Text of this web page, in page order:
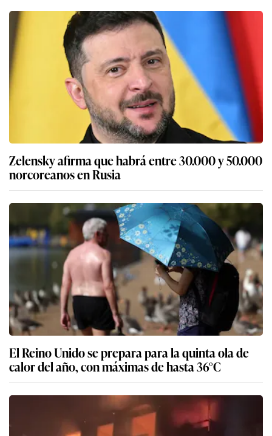
Zelensky afirma que habrá entre 30.000 y 50.000
norcoreanos en Rusia
El Reino Unido se prepara para la quinta ola de
calor del año, con máximas de hasta 36°C